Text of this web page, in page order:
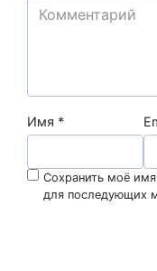
Имя *
Сохранить моё
для последующих